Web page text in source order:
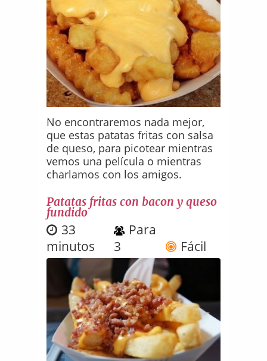
No encontraremos nada mejor,
que estas patatas fritas con salsa
de queso, para picotear mientras
vemos una película o mientras
charlamos con los amigos.
Patatas fritas con bacon y queso
fundido
33
minutos
Para
3
Fácil